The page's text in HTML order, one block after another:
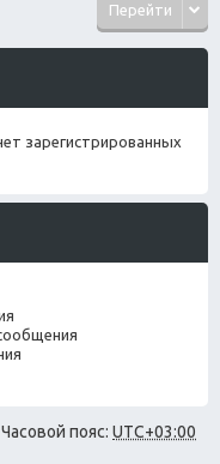
Перейти
зарегистрированных
Часовой пояс: UTC+03:00